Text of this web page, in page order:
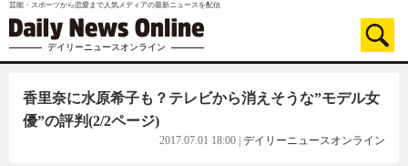
芸能・スポーツから恋愛まで人気メディアの最新ニュースを配信
デイリーニュースオンライン
香里奈に水原希子も？テレビから消えそうな”モデル女
優”の評判(2/2ページ)
2017.07.01 18:00 デイリーニュースオンライン